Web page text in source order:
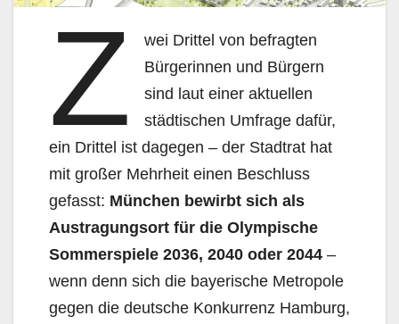
Z
wei Drittel von befragten
Bürgerinnen und Bürgern
sind laut einer aktuellen
städtischen Umfrage dafür,
ein Drittel ist dagegen – der Stadtrat hat
mit großer Mehrheit einen Beschluss
gefasst: München bewirbt sich als
Austragungsort für die Olympische
Sommerspiele 2036, 2040 oder 2044 –
wenn denn sich die bayerische Metropole
gegen die deutsche Konkurrenz Hamburg,